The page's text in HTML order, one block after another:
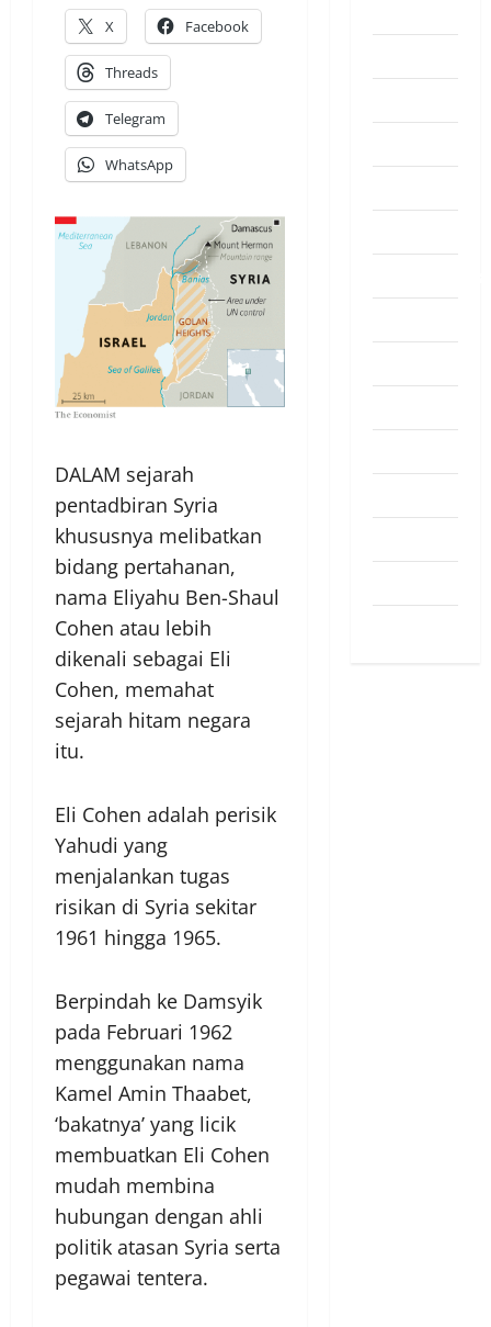
X Facebook
Threads
Telegram
WhatsApp
DALAM sejarah
pentadbiran Syria
khususnya melibatkan
bidang pertahanan,
nama Eliyahu Ben-Shaul
Cohen atau lebih
dikenali sebagai Eli
Cohen, memahat
sejarah hitam negara
itu.
Eli Cohen adalah perisik
Yahudi yang
menjalankan tugas
risikan di Syria sekitar
1961 hingga 1965.
Berpindah ke Damsyik
pada Februari 1962
menggunakan nama
Kamel Amin Thaabet,
‘bakatnya’ yang licik
membuatkan Eli Cohen
mudah membina
hubungan dengan ahli
politik atasan Syria serta
pegawai tentera.